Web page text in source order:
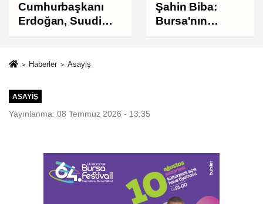
Cumhurbaşkanı
Erdoğan, Suudi
Arabistan yolcusu
Şahin Biba:
Bursa'nın
geleceğini
Haberler Asayiş
ASAYIŞ
Yayınlanma: 08 Temmuz 2026 - 13:35